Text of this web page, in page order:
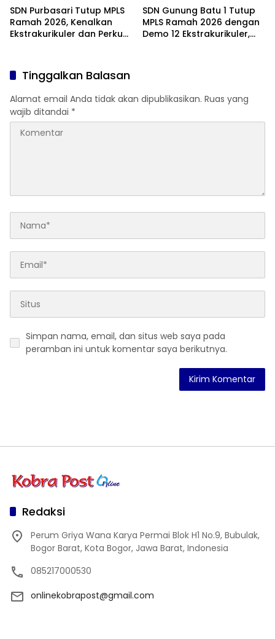
SDN Purbasari Tutup MPLS
Ramah 2026, Kenalkan
Ekstrakurikuler dan Perkuat
SDN Gunung Batu 1 Tutup
MPLS Ramah 2026 dengan
Demo 12 Ekstrakurikuler,
Tinggalkan Balasan
Alamat email Anda tidak akan dipublikasikan. Ruas yang
wajib ditandai *
Simpan nama, email, dan situs web saya pada
peramban ini untuk komentar saya berikutnya.
Redaksi
Perum Griya Wana Karya Permai Blok H1 No.9, Bubulak,
Bogor Barat, Kota Bogor, Jawa Barat, Indonesia
085217000530
onlinekobrapost@gmail.com